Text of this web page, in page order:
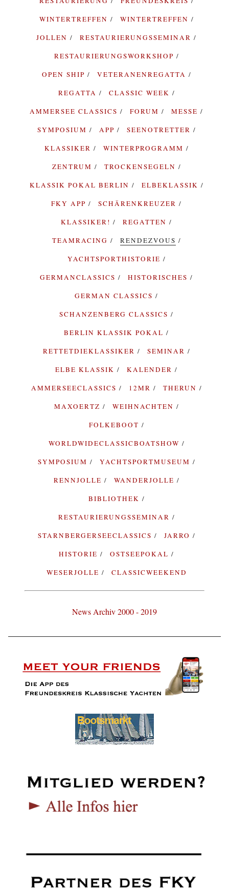
WINTERTREFFEN
WINTERTREFFEN
JOLLEN
RESTAURIERUNGSSEMINAR
RESTAURIERUNGSWORKSHOP
OPEN SHIP
VETERANENREGATTA
REGATTA
CLASSIC WEEK
AMMERSEE CLASSICS
FORUM
MESSE
SYMPOSIUM
APP
SEENOTRETTER
KLASSIKER
WINTERPROGRAMM
ZENTRUM
TROCKENSEGELN
KLASSIK POKAL BERLIN
ELBEKLASSIK
FKY APP
SCHÄRENKREUZER
KLASSIKER!
REGATTEN
TEAMRACING
RENDEZVOUS
YACHTSPORTHISTORIE
GERMANCLASSICS
HISTORISCHES
GERMAN CLASSICS
SCHANZENBERG CLASSICS
BERLIN KLASSIK POKAL
RETTETDIEKLASSIKER
SEMINAR
ELBE KLASSIK
KALENDER
AMMERSEECLASSICS
12MR
THERUN
MAXOERTZ
WEIHNACHTEN
FOLKEBOOT
WORLDWIDECLASSICBOATSHOW
SYMPOSIUM
YACHTSPORTMUSEUM
RENNJOLLE
WANDERJOLLE
BIBLIOTHEK
RESTAURIERUNGSSEMINAR
STARNBERGERSEECLASSICS
JARRO
HISTORIE
OSTSEEPOKAL
WESERJOLLE
CLASSICWEEKEND
News Archiv 2000 - 2019